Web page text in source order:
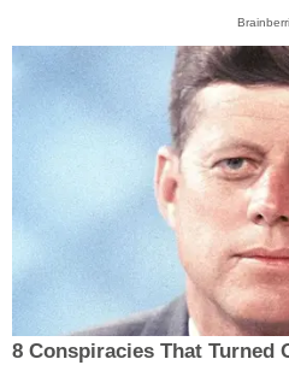
8 Conspiracies That Turned